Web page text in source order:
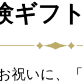
ギフ
祝いに、